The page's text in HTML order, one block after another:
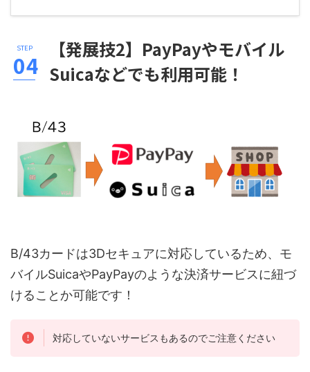
【発展技2】PayPayやモバイル
Suicaなどでも利用可能！
B/43カードは3Dセキュアに対応しているため、モ
バイルSuicaやPayPayのような決済サービスに紐づ
けることか可能です！
対応していないサービスもあるのでご注意ください